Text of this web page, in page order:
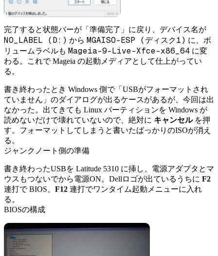
完了すると状態バーが「準備完了」に戻り、デバイス名が
NO_LABEL (D:) から MGAISO-ESP (ディスク1) に、ボ
リュームラベルも Mageia-9-Live-Xfce-x86_64 に変
わる。これで Mageia の起動メディアとして仕上がってい
る。
書き終わったとき Windows 側で「USBがフォーマットされ
ていません」のダイアログが出るケースがあるが、今回は出
なかった。出てきても Linux パーティションを Windows が
読めないだけで壊れていないので、絶対に キャンセルを押
す。フォーマットしてしまうと書いたばっかりのISOが消え
る。
ジャンクノート側の準備
書き終わったUSBを Latitude 5310 に挿し、電源アダプタとマ
ウスもつないでから電源ON。Dellロゴが出ているうちに F2
連打で BIOS、 F12 連打でワンタイム起動メニューに入れ
る。
BIOSの構成